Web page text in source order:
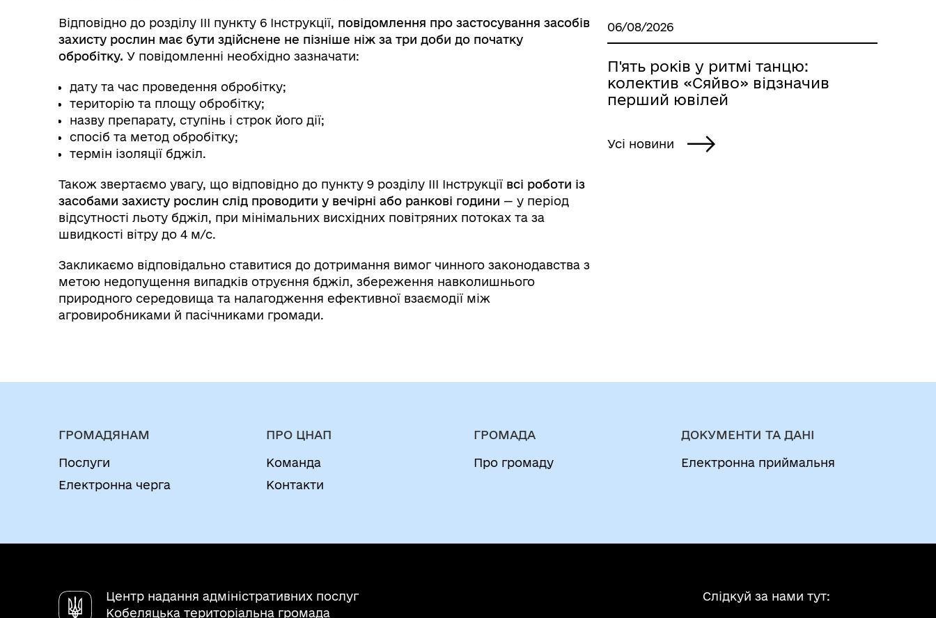
Відповідно до розділу ІІІ пункту 6 Інструкції, повідомлення про застосування засобів
захисту рослин має бути здійснене не пізніше ніж за три доби до початку
обробітку. У повідомленні необхідно зазначати:
дату та час проведення обробітку;
територію та площу обробітку;
назву препарату, ступінь і строк його дії;
спосіб та метод обробітку;
термін ізоляції бджіл.
Також звертаємо увагу, що відповідно до пункту 9 розділу ІІІ Інструкції всі роботи із
засобами захисту рослин слід проводити у вечірні або ранкові години — у період
відсутності льоту бджіл, при мінімальних висхідних повітряних потоках та за
швидкості вітру до 4 м/с.
Закликаємо відповідально ставитися до дотримання вимог чинного законодавства з
метою недопущення випадків отруєння бджіл, збереження навколишнього
природного середовища та налагодження ефективної взаємодії між
агровиробниками й пасічниками громади.
06/08/2026
П'ять років у ритмі танцю:
колектив «Сяйво» відзначив
перший ювілей
Усі новини
ГРОМАДЯНАМ
Послуги
Електронна черга
ПРО ЦНАП
Команда
Контакти
ГРОМАДА
Про громаду
ДОКУМЕНТИ ТА ДАНІ
Електронна приймальня
Центр надання адміністративних послуг
Кобеляцька територіальна громада
Слідкуй за нами тут: